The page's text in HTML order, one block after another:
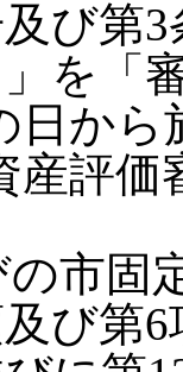
び第
を「
日から
産評価
市固
び第